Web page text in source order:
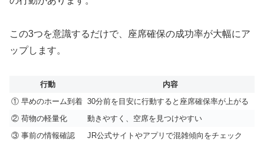
この3つを意識するだけで、座席確保の成功率が大幅にア
ップします。
行動
内容
① 早めのホーム到着 30分前を目安に行動すると座席確保率が上がる
② 荷物の軽量化
動きやすく、空席を見つけやすい
③ 事前の情報確認
JR公式サイトやアプリで混雑傾向をチェック